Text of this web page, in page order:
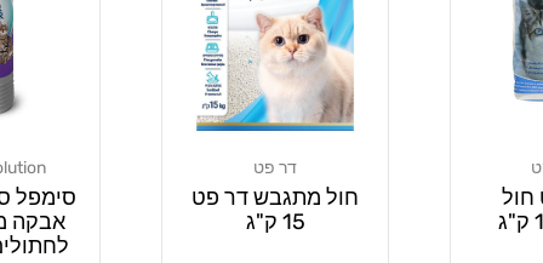
חול
דר פט
חול מתגבש דר פט
15 ק"ג
מוֹכֵר:
סימפל
אבקה
לחתולים 600